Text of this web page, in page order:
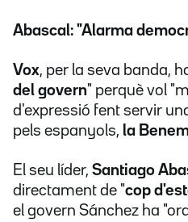
Abascal: "Alarma
Vox, per la seva banda,
del govern" perquè vol
d'expressió fent servir
pels espanyols, la
El seu líder, Santiago
directament de "cop
el govern Sánchez ha